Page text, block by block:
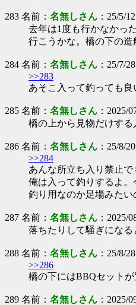
283 名前： 名無しさん ：25/5/
去年は1度も行かなかっ
行こうかな。橋の下の造
284 名前： 名無しさん ：25/7/
>>283
あそこ入って釣っても良
285 名前： 名無しさん ：2025/
橋の上から見物だけする
286 名前： 名無しさん ：25/8/
>>284
あんな所立ち入り禁止で
俺は入って釣りするよ。
釣り用なのか足場みたい
287 名前： 名無しさん ：2025/
落ちたりして騒ぎになる
288 名前： 名無しさん ：25/8/
>>286
橋の下にはBBQセットが
289 名前： 名無しさん ：2025/